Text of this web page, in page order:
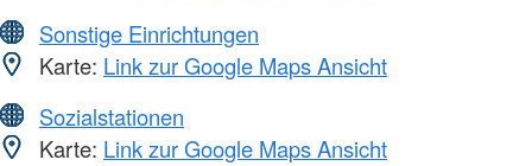
Sonstige Einrichtungen
Karte: Link zur Google Maps Ansicht
Sozialstationen
Karte: Link zur Google Maps Ansicht